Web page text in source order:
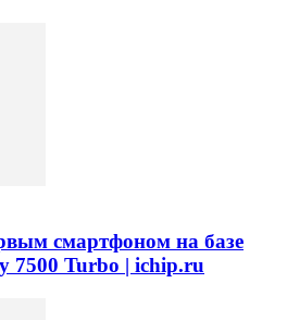
смартфоном на базе
7500 Turbo | ichip.ru